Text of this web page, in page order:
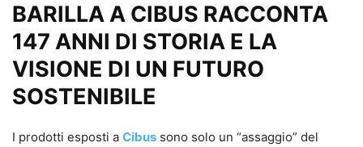
BARILLA A CIBUS RACCONTA
147 ANNI DI STORIA E LA
VISIONE DI UN FUTURO
SOSTENIBILE
I prodotti esposti a Cibus sono solo un “assaggio” del